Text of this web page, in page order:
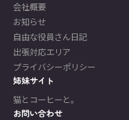
会社概要
お知らせ
自由な役員さん日記
出張対応エリア
プライバシーポリシー
姉妹サイト
猫とコーヒーと。
お問い合わせ